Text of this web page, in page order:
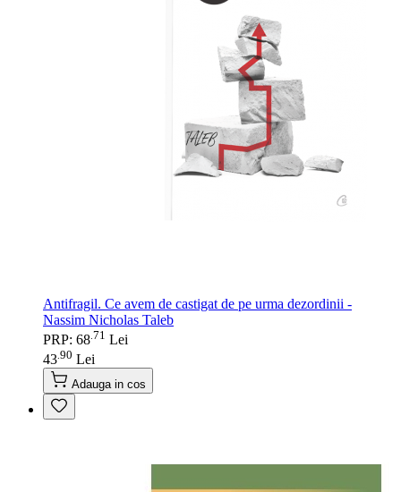
Antifragil. Ce avem de castigat de pe urma dezordinii -
Nassim Nicholas Taleb
PRP: 68 71 Lei
43 90 Lei
Adauga in cos